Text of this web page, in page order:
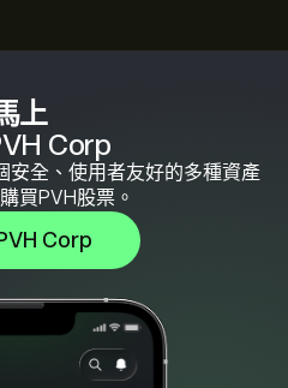
上
Corp
安全、使用者友好的多種資產
買PVH股票。
Corp